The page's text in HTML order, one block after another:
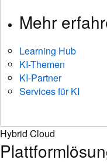
Mehr
Learning Hub
KI-Themen
KI-Partner
Services für KI
Hybrid Cloud